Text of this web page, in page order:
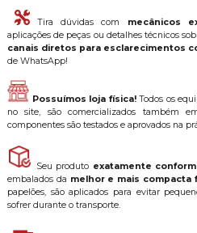
Tira dúvidas com mecânicos
aplicações de peças ou detalhes técnicos
canais diretos para esclarecimentos
de WhatsApp!
Possuímos loja física!Todos os
no site, são comercializados também
componentes são testados e aprovados na
Seu produto exatamente
embalados da melhor e mais compacta
papelões, são aplicados para evitar
sofrer durante o transporte.